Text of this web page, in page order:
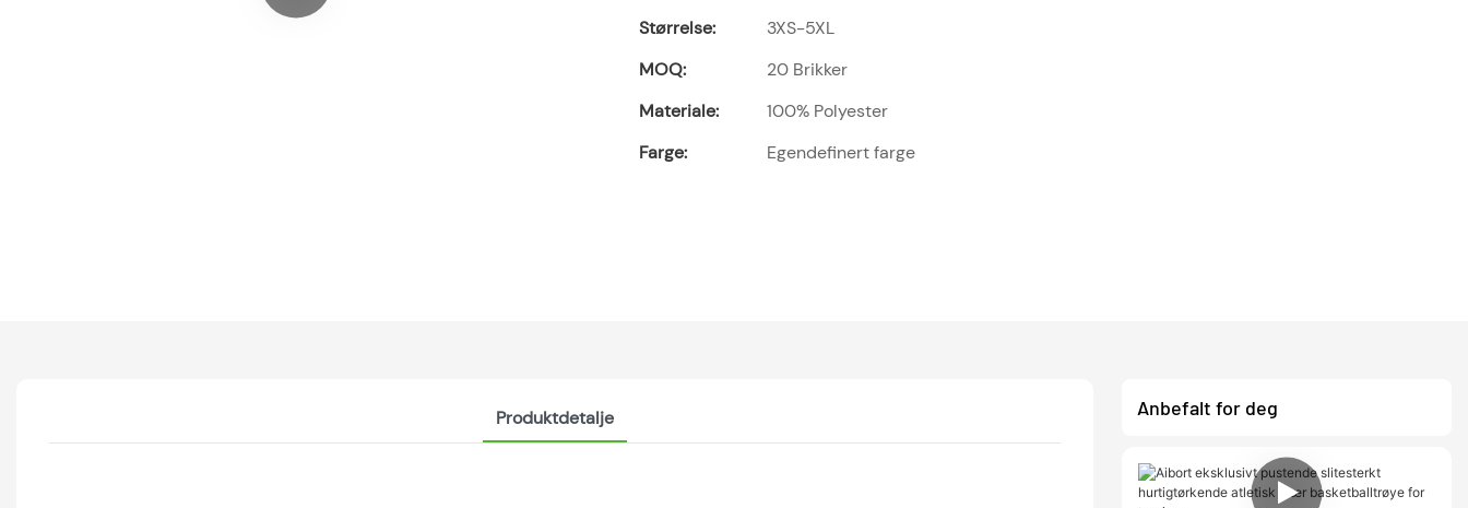
Størrelse:
3XS-5XL
MOQ:
20 Brikker
Materiale:
100% Polyester
Farge:
Egendefinert farge
Produktdetalje Anbefalt for deg